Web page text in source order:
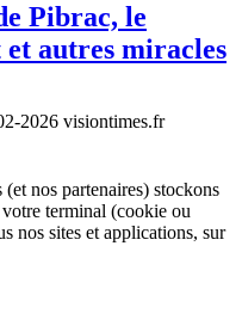
Pibrac, le
autres miracles
2026 visiontimes.fr
nos partenaires) stockons
terminal (cookie ou
nos sites et applications, sur